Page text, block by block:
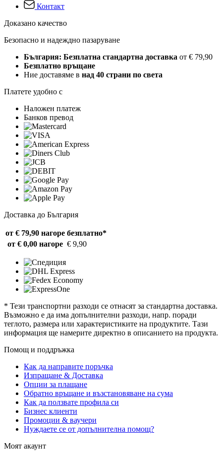
Контакт
Доказано качество
Безопасно и надеждно пазаруване
България: Безплатна стандартна доставка от € 79,90
Безплатно връщане
Ние доставяме в над 40 страни по света
Платете удобно с
Наложен платеж
Банков превод
Доставка до България
от € 79,90 нагоре безплатно*
от € 0,00 нагоре € 9,90
* Тези транспортни разходи се отнасят за стандартна доставка.
Възможно е да има допълнителни разходи, напр. поради
теглото, размера или характеристиките на продуктите. Тази
информация ще намерите директно в описанието на продукта.
Помощ и поддръжка
Как да направите поръчка
Изпращане & Доставка
Опции за плащане
Обратно връщане и възстановяване на сума
Как да ползвате профила си
Бизнес клиенти
Промоции & ваучери
Нуждаете се от допълнителна помощ?
Моят акаунт